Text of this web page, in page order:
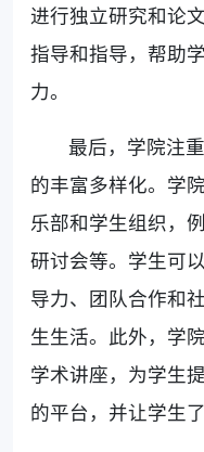
进行独立研究和论
指导和指导，帮助
力。
最后，学院注
的丰富多样化。学
乐部和学生组织，
研讨会等。学生可
导力、团队合作和
生生活。此外，学
学术讲座，为学生
的平台，并让学生